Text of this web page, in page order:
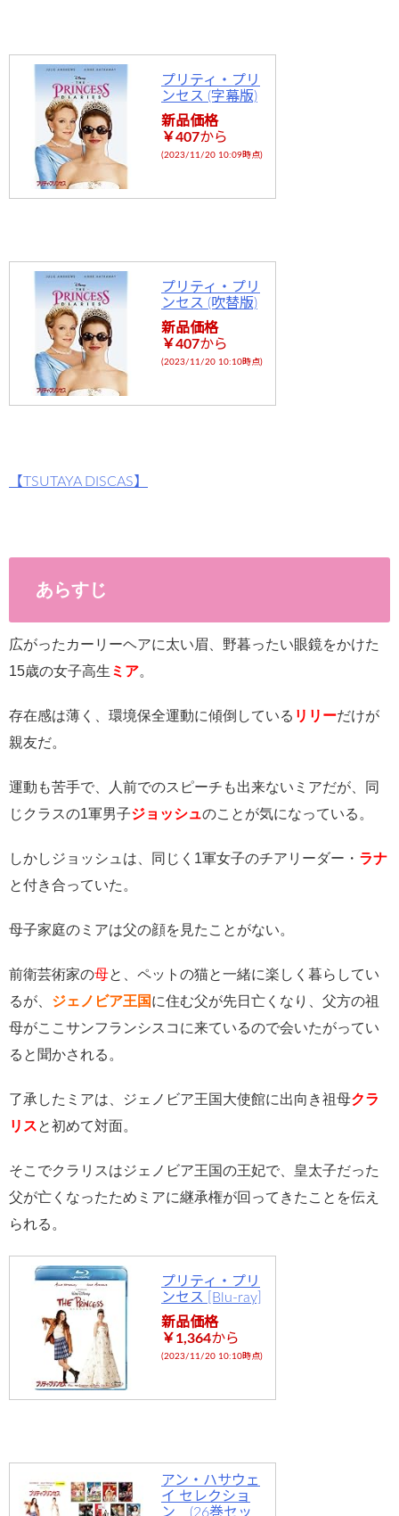
cache/sns-
count-
cache.php
プリティ・プリ
ンセス (字幕版)
新品価格
￥407から
(2023/11/20 10:09時点)
プリティ・プリ
ンセス (吹替版)
新品価格
￥407から
(2023/11/20 10:10時点)
【TSUTAYA DISCAS】
あらすじ
広がったカーリーヘアに太い眉、野暮ったい眼鏡をかけた
15歳の女子高生 ミア。
存在感は薄く、環境保全運動に傾倒している リリーだけが
親友だ。
運動も苦手で、人前でのスピーチも出来ないミアだが、同
じクラスの1軍男子ジョッシュのことが気になっている。
しかしジョッシュは、同じく1軍女子のチアリーダー・ ラナ
と付き合っていた。
母子家庭のミアは父の顔を見たことがない。
前衛芸術家の母と、ペットの猫と一緒に楽しく暮らしてい
るが、 ジェノビア王国に住む父が先日亡くなり、父方の祖
母がここサンフランシスコに来ているので会いたがってい
ると聞かされる。
了承したミアは、ジェノビア王国大使館に出向き祖母クラ
リスと初めて対面。
そこでクラリスはジェノビア王国の王妃で、皇太子だった
父が亡くなったためミアに継承権が回ってきたことを伝え
られる。
プリティ・プリ
ンセス [Blu-ray]
新品価格
￥1,364から
(2023/11/20 10:10時点)
アン・ハサウェ
イ セレクショ
ン (26巻セッ